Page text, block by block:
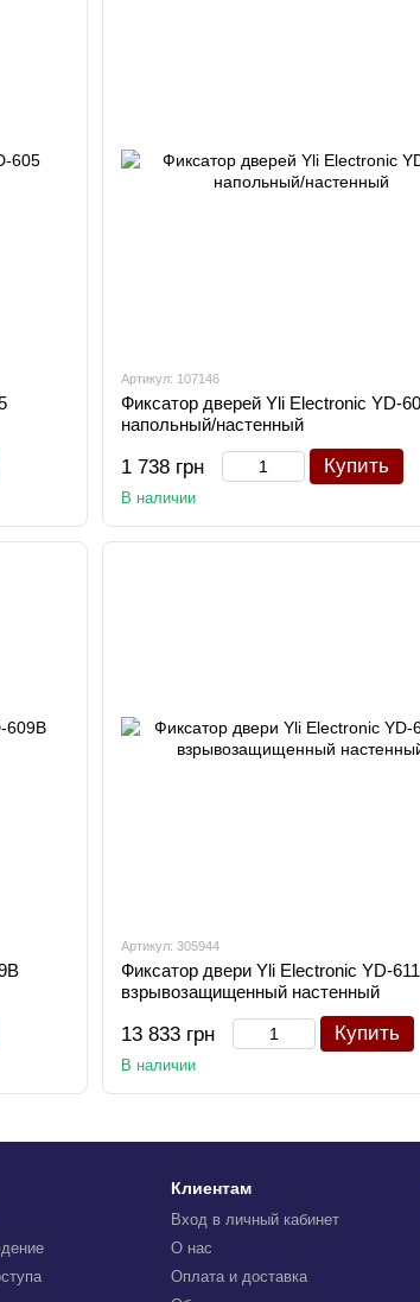
Артикул: 107146
Фиксатор дверей Yli Electronic YD-
напольный/настенный
1 738 грн Купить
В наличии
Артикул: 305944
Фиксатор двери Yli Electronic YD-
взрывозащищенный настенный
13 833 грн Купить
В наличии
Клиентам
Вход в личный кабинет
О нас
Оплата и доставка